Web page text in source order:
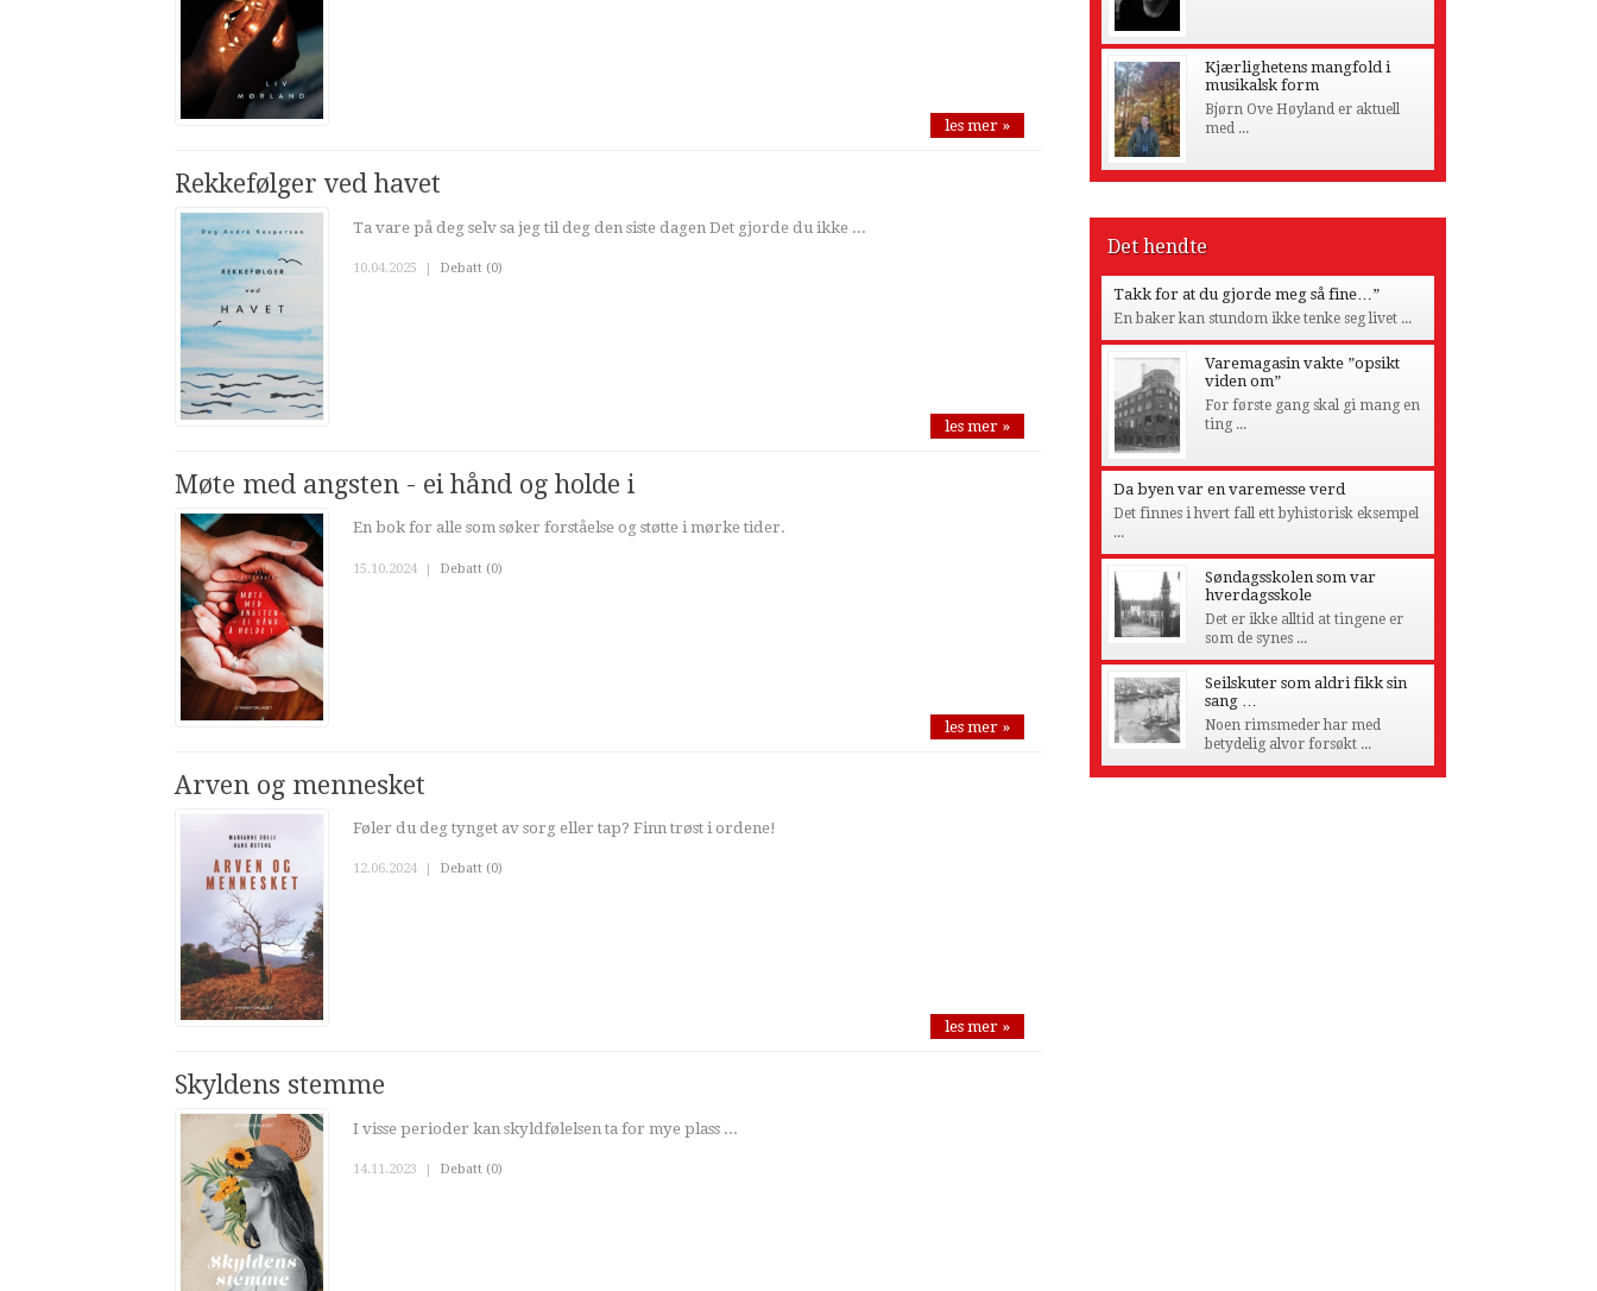
les mer »
Rekkefølger ved havet
Ta vare på deg selv sa jeg til deg den siste dagen Det gjorde du ikke ...
10.04.2025 | Debatt (0)
les mer »
Møte med angsten - ei hånd og holde i
En bok for alle som søker forståelse og støtte i mørke tider.
15.10.2024 | Debatt (0)
les mer »
Arven og mennesket
Føler du deg tynget av sorg eller tap? Finn trøst i ordene!
12.06.2024 Debatt (0)
les mer »
Skyldens stemme
I visse perioder kan skyldfølelsen ta for mye plass ...
14.11.2023 | Debatt (0)
Kjærlighetens mangfold i
musikalsk form
Bjørn Ove Høyland er aktuell
med ...
Det hendte
Takk for at du gjorde meg så fine…”
En baker kan stundom ikke tenke seg livet ...
Varemagasin vakte ”opsikt
viden om”
For første gang skal gi mang en
ting ...
Da byen var en varemesse verd
Det finnes i hvert fall ett byhistorisk eksempel
...
Søndagsskolen som var
hverdagsskole
Det er ikke alltid at tingene er
som de synes ...
Seilskuter som aldri fikk sin
sang …
Noen rimsmeder har med
betydelig alvor forsøkt ...